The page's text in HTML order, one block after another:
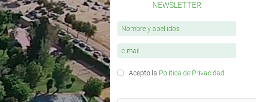
NEWSLETTER
Acepto la Política de Privacidad